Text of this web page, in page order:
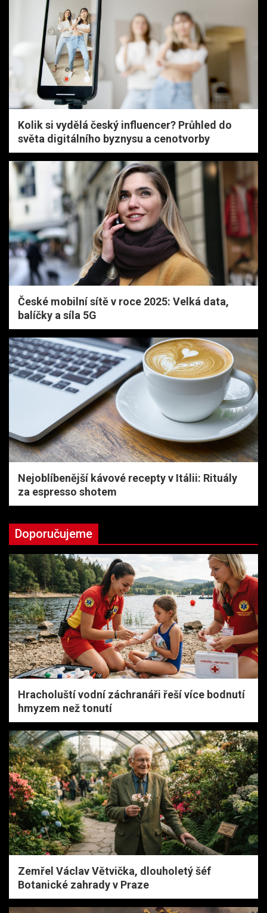
Kolik si vydělá český influencer? Průhled do
světa digitálního byznysu a cenotvorby
České mobilní sítě v roce 2025: Velká data,
balíčky a síla 5G
Nejoblíbenější kávové recepty v Itálii: Rituály
za espresso shotem
Doporučujeme
Hracholuští vodní záchranáři řeší více bodnutí
hmyzem než tonutí
Zemřel Václav Větvička, dlouholetý šéf
Botanické zahrady v Praze